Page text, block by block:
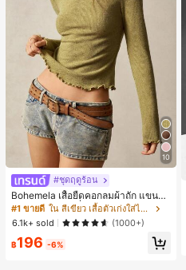
10
#ชุดฤดูร้อน
Bohemela เสื้อยืดคอกลมผ้าถัก แขนยา
ว สีเรียบ ใช้งานทั่วไป สำหรับผู้หญิง
#1 ขายดี
ใน สีเขียว เสื้อตัวเก่งใส่ได้ทุกวัน
6.1k+ sold
(1000+)
฿196 -6%